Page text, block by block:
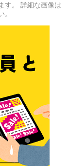
す。 詳細な画像は